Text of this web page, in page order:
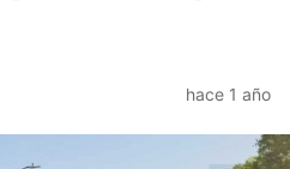
hace 1 año